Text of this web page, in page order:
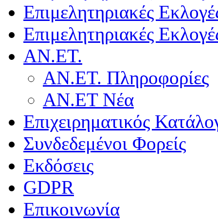
Επιμελητηριακές
Επιμελητηριακές
ΑΝ.ΕΤ.
ΑΝ.ΕΤ. Πληροφορίες
ΑΝ.ΕΤ Νέα
Επιχειρηματικός
Συνδεδεμένοι Φορείς
Εκδόσεις
GDPR
Επικοινωνία